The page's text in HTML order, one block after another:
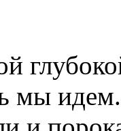
мы идем.